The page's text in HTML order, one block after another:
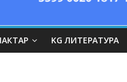
KG ЛИТЕРАТУРА